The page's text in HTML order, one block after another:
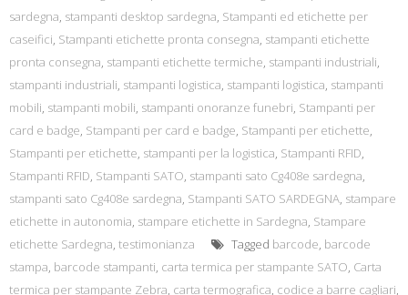
sardegna, stampanti desktop sardegna, Stampanti ed etichette per
caseifici, Stampanti etichette pronta consegna, stampanti etichette
pronta consegna, stampanti etichette termiche, stampanti industriali,
stampanti industriali, stampanti logistica, stampanti logistica, stampanti
mobili, stampanti mobili, stampanti onoranze funebri, Stampanti per
card e badge, Stampanti per card e badge, Stampanti per etichette,
Stampanti per etichette, stampanti per la logistica, Stampanti RFID,
Stampanti RFID, Stampanti SATO, stampanti sato Cg408e sardegna,
stampanti sato Cg408e sardegna, Stampanti SATO SARDEGNA, stampare
etichette in autonomia, stampare etichette in Sardegna, Stampare
etichette Sardegna, testimonianza Tagged barcode, barcode
stampa, barcode stampanti, carta termica per stampante SATO, Carta
termica per stampante Zebra, carta termografica, codice a barre cagliari,